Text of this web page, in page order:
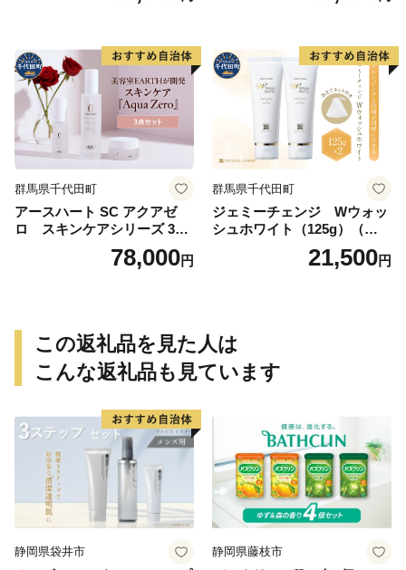
群馬県千代田町
アースハート SC アクアゼ
ロ スキンケアシリーズ 3点
78,000円
群馬県千代田町
ジェミーチェンジ Wウォッ
シュホワイト（125g）（泡立
てネット付）×2本 群馬県 千
21,500円
この返礼品を見た人は
こんな返礼品も見ています
静岡県袋井市 静岡県藤枝市